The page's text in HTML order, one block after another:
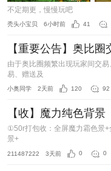
不定期更，慢慢玩吧
秃头小宝贝 6小时前 41
【重要公告】奥比
由于奥比圈频繁出现玩家间交
易、赠送及
小奥同学 2天前 120 92
【收】魔力纯色背景
①50r打包收：全屏魔力霜色景
景+
211487222 3天前 0 0